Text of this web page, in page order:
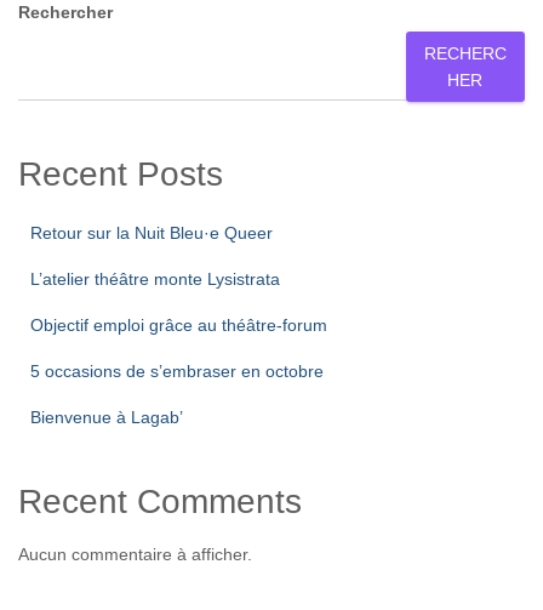
Rechercher
RECHERC
HER
Recent Posts
Retour sur la Nuit Bleu·e Queer
L’atelier théâtre monte Lysistrata
Objectif emploi grâce au théâtre-forum
5 occasions de s’embraser en octobre
Bienvenue à Lagab’
Recent Comments
Aucun commentaire à afficher.